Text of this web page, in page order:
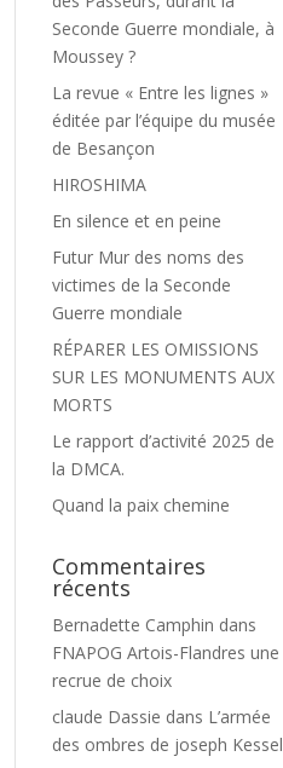
Seconde Guerre mondiale, à
Moussey ?
La revue « Entre les lignes »
éditée par l’équipe du musée
de Besançon
HIROSHIMA
En silence et en peine
Futur Mur des noms des
victimes de la Seconde
Guerre mondiale
RÉPARER LES OMISSIONS
SUR LES MONUMENTS AUX
MORTS
Le rapport d’activité 2025 de
la DMCA.
Quand la paix chemine
Commentaires
récents
Bernadette Camphin dans
FNAPOG Artois-Flandres une
recrue de choix
claude Dassie dans L’armée
des ombres de joseph Kessel